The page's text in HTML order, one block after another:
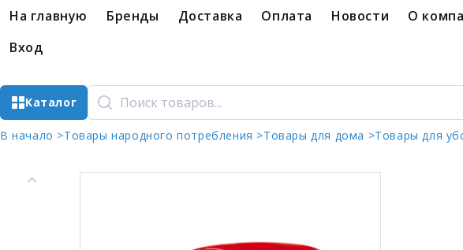
На главную Бренды Доставка Оплата Новости О
Вход
Каталог
В начало >Товары народного потребления >Товары для дома >Товары для